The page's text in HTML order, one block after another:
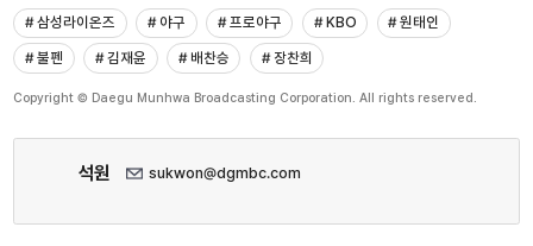
# 삼성라이온즈 # 야구 # 프로야구 # KBO
# 원태인
# 불펜
# 김재윤 # 배찬승 # 장찬희
Copyright © Daegu Munhwa Broadcasting Corporation. All rights reserved.
석원 sukwon@dgmbc.com